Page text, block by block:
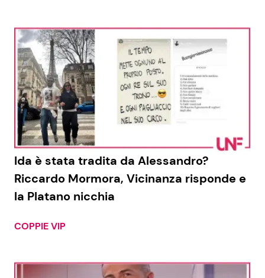
Ida è stata tradita da Alessandro?
Riccardo Mormora, Vicinanza risponde e
la Platano nicchia
COPPIE VIP